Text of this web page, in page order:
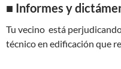
■ Informes y
Tu vecino está
técnico en edificación que